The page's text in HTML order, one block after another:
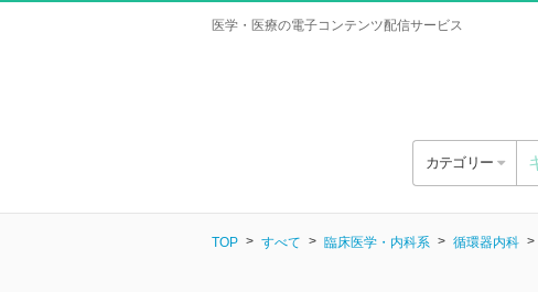
医学・医療の電子コンテンツ配信サービス
カテゴリー
TOP すべて 臨床医学・内科系 循環器内科